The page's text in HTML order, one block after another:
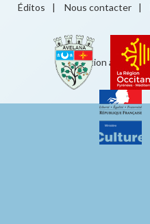
Éditos | Nous contacter |
Éducation artistique